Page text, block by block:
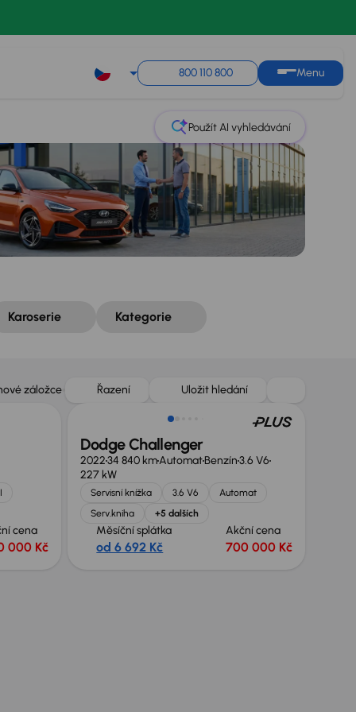
800 110 800 Menu
Použít AI vyhledávání
Karoserie Kategorie
záložce Řazení Uložit hledání
cena
000 Kč
Dodge Challenger
202234 840 kmAutomatBenzín3.6 V6
227 kW
Servisní knížka 3.6 V6
Automat
Serv.kniha
+5 dalších
Měsíční splátka
od 6 692 Kč
Akční cena
700 000 Kč